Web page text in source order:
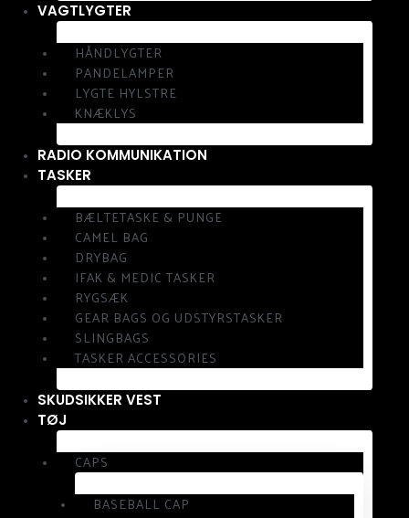
VAGTLYGTER
HÅNDLYGTER
PANDELAMPER
LYGTE HYLSTRE
KNÆKLYS
RADIO KOMMUNIKATION
TASKER
BÆLTETASKE & PUNGE
CAMEL BAG
DRYBAG
IFAK & MEDIC TASKER
RYGSÆK
GEAR BAGS OG UDSTYRSTASKER
SLINGBAGS
TASKER ACCESSORIES
SKUDSIKKER VEST
TØJ
CAPS
BASEBALL CAP